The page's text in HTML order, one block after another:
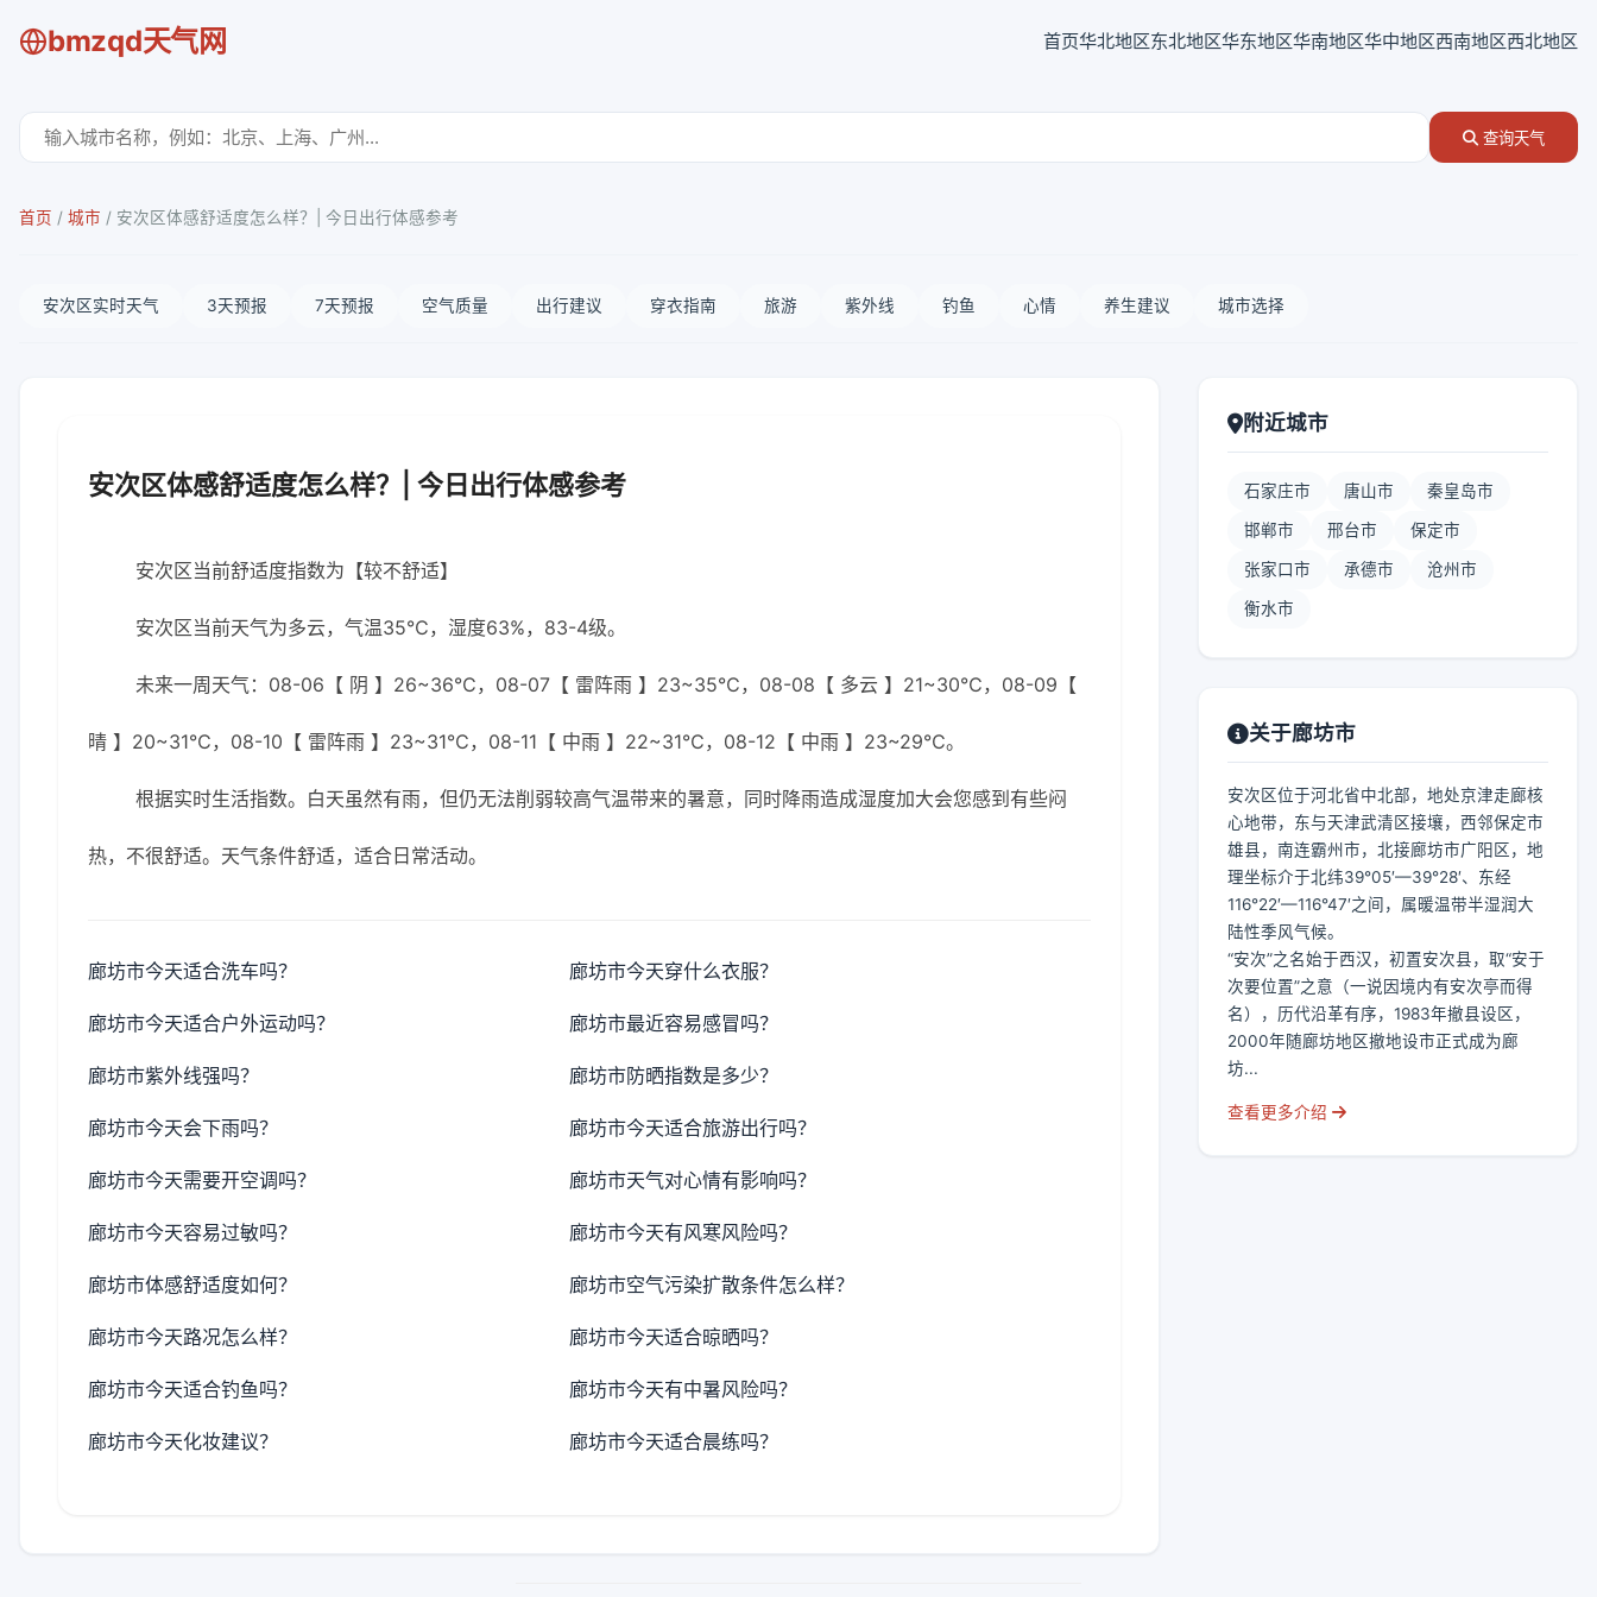
bmzqd天气网 首页华北地区东北地区华东地区华南地区华中地区西南地区西北地区
查询天气
首页 / 城市 / 安次区体感舒适度怎么样？| 今日出行体感参考
安次区实时天气 3天预报 7天预报 空气质量 出行建议 穿衣指南 旅游 紫外线 钓鱼 心情 养生建议 城市选择
安次区体感舒适度怎么样？| 今日出行体感参考
安次区当前舒适度指数为【较不舒适】
安次区当前天气为多云，气温35℃，湿度63%，83-4级。
未来一周天气：08-06【 阴 】26~36℃，08-07【 雷阵雨 】23~35℃，08-08【 多云 】21~30℃，08-09【
晴 】20~31℃，08-10【 雷阵雨 】23~31℃，08-11【 中雨 】22~31℃，08-12【 中雨 】23~29℃。
根据实时生活指数。白天虽然有雨，但仍无法削弱较高气温带来的暑意，同时降雨造成湿度加大会您感到有些闷
热，不很舒适。天气条件舒适，适合日常活动。
廊坊市今天适合洗车吗？ 廊坊市今天穿什么衣服？
廊坊市今天适合户外运动吗？ 廊坊市最近容易感冒吗？
廊坊市紫外线强吗？ 廊坊市防晒指数是多少？
廊坊市今天会下雨吗？ 廊坊市今天适合旅游出行吗？
廊坊市今天需要开空调吗？ 廊坊市天气对心情有影响吗？
廊坊市今天容易过敏吗？ 廊坊市今天有风寒风险吗？
廊坊市体感舒适度如何？ 廊坊市空气污染扩散条件怎么样？
廊坊市今天路况怎么样？ 廊坊市今天适合晾晒吗？
廊坊市今天适合钓鱼吗？ 廊坊市今天有中暑风险吗？
廊坊市今天化妆建议？ 廊坊市今天适合晨练吗？
附近城市
石家庄市 唐山市 秦皇岛市
邯郸市 邢台市 保定市
张家口市 承德市 沧州市
衡水市
关于廊坊市
安次区位于河北省中北部，地处京津走廊核
心地带，东与天津武清区接壤，西邻保定市
雄县，南连霸州市，北接廊坊市广阳区，地
理坐标介于北纬39°05′—39°28′、东经
116°22′—116°47′之间，属暖温带半湿润大
陆性季风气候。
“安次”之名始于西汉，初置安次县，取“安于
次要位置”之意（一说因境内有安次亭而得
名），历代沿革有序，1983年撤县设区，
2000年随廊坊地区撤地设市正式成为廊
坊...
查看更多介绍